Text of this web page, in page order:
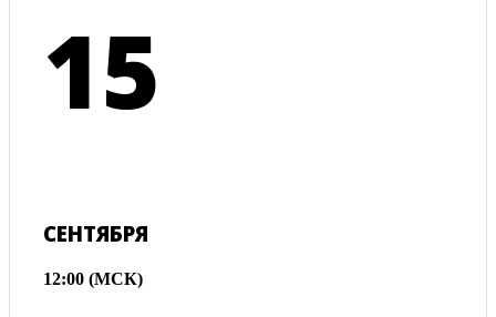
15
СЕНТЯБРЯ
12:00 (МСК)